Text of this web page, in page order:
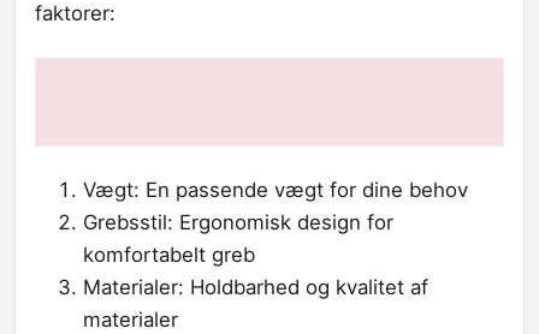
faktorer:
Vægt: En passende vægt for dine behov
Grebsstil: Ergonomisk design for
komfortabelt greb
Materialer: Holdbarhed og kvalitet af
materialer